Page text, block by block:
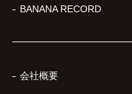
BANANA RECORD
会社概要